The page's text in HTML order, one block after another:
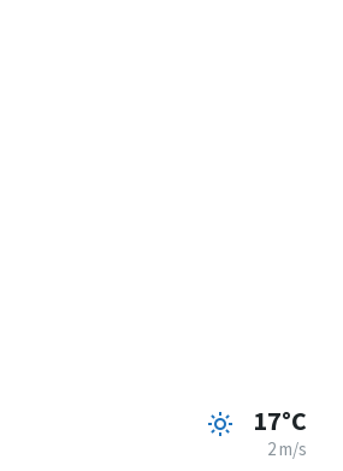
17°C
2 m/s